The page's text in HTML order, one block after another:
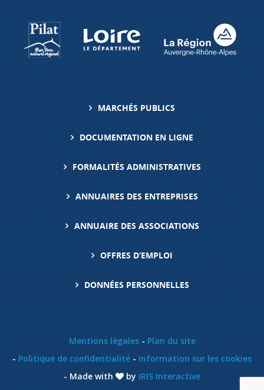
MARCHÉS PUBLICS
DOCUMENTATION EN LIGNE
FORMALITÉS ADMINISTRATIVES
ANNUAIRES DES ENTREPRISES
ANNUAIRE DES ASSOCIATIONS
OFFRES D’EMPLOI
DONNÉES PERSONNELLES
Mentions légales
Plan du site
Politique de confidentialité
Information sur les cookies
Made with
by IRIS Interactive